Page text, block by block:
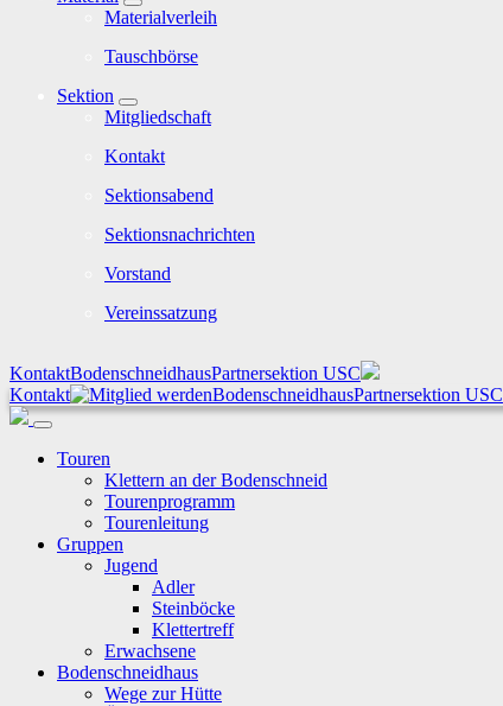
Materialverleih
Tauschbörse
Sektion
Mitgliedschaft
Kontakt
Sektionsabend
Sektionsnachrichten
Vorstand
Vereinssatzung
KontaktBodenschneidhausPartnersektion USC
Kontakt
BodenschneidhausPartnersektion USC
Touren
Klettern an der Bodenschneid
Tourenprogramm
Tourenleitung
Gruppen
Jugend
Adler
Steinböcke
Klettertreff
Erwachsene
Bodenschneidhaus
Wege zur Hütte